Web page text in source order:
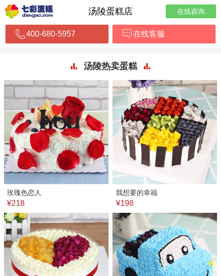
汤陵蛋糕店 在线咨询
400-680-5957 在线客服
汤陵热卖蛋糕
玫瑰色恋人
¥218
我想要的幸福
¥198